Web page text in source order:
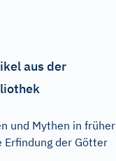
aus der
und Mythen in früher
Erfindung der Götter